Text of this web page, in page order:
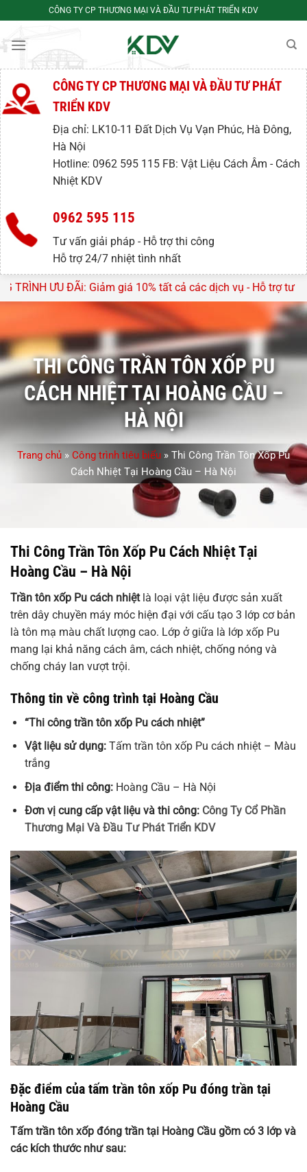
nội
CÔNG TY CP THƯƠNG MẠI VÀ ĐẦU TƯ PHÁT TRIỂN KDV
CÔNG TY CP THƯƠNG MẠI VÀ ĐẦU TƯ PHÁT
TRIỂN KDV
Địa chỉ: LK10-11 Đất Dịch Vụ Vạn Phúc, Hà Đông,
Hà Nội
Hotline: 0962 595 115 FB: Vật Liệu Cách Âm - Cách
Nhiệt KDV
0962 595 115
Tư vấn giải pháp - Hỗ trợ thi công
Hỗ trợ 24/7 nhiệt tình nhất
Giảm giá 10% tất cả các dịch vụ - Hỗ trợ tư vấn, lên thiết kế
THI CÔNG TRẦN TÔN XỐP PU
CÁCH NHIỆT TẠI HOÀNG CẦU –
HÀ NỘI
Trang chủ » Công trình tiêu biểu » Thi Công Trần Tôn Xốp Pu
Cách Nhiệt Tại Hoàng Cầu – Hà Nội
Thi Công Trần Tôn Xốp Pu Cách Nhiệt Tại
Hoàng Cầu – Hà Nội
Trần tôn xốp Pu cách nhiệtlà loại vật liệu được sản xuất
trên dây chuyền máy móc hiện đại với cấu tạo 3 lớp cơ bản
là tôn mạ màu chất lượng cao. Lớp ở giữa là lớp xốp Pu
mang lại khả năng cách âm, cách nhiệt, chống nóng và
chống cháy lan vượt trội.
Thông tin về công trình tại Hoàng Cầu
“Thi công trần tôn xốp Pu cách nhiệt”
Vật liệu sử dụng:Tấm trần tôn xốp Pu cách nhiệt – Màu
trắng
Địa điểm thi công:Hoàng Cầu – Hà Nội
Đơn vị cung cấp vật liệu và thi công:Công Ty Cổ Phần
Thương Mại Và Đầu Tư Phát Triển KDV
Đặc điểm của tấm trần tôn xốp Pu đóng trần tại
Hoàng Cầu
Tấm trần tôn xốp đóng trần tại Hoàng Cầu gồm có 3 lớp và
các kích thước như sau: